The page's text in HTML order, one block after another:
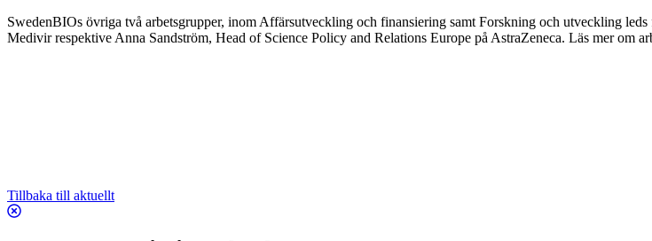
SwedenBIOs övriga två arbetsgrupper, inom Affärsutveckling och finansiering samt Forskning och utveckling
Medivir respektive Anna Sandström, Head of Science Policy and Relations Europe på AstraZeneca. Läs mer om
Tillbaka till aktuellt